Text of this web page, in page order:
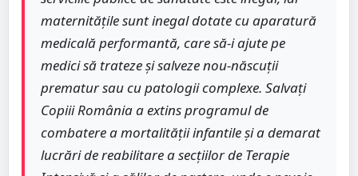
maternitățile sunt inegal dotate cu aparatură
medicală performantă, care să-i ajute pe
medici să trateze și salveze nou-născuții
prematur sau cu patologii complexe. Salvați
Copiii România a extins programul de
combatere a mortalității infantile și a demarat
lucrări de reabilitare a secțiilor de Terapie